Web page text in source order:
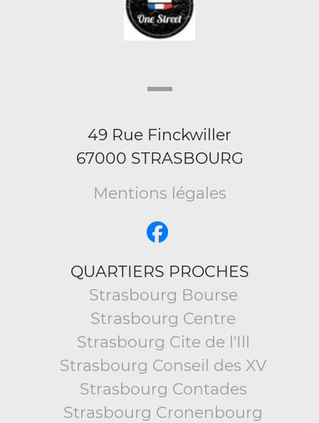
49 Rue Finckwiller
67000 STRASBOURG
Mentions légales
QUARTIERS PROCHES
Strasbourg Bourse
Strasbourg Centre
Strasbourg Cite de l'Ill
Strasbourg Conseil des XV
Strasbourg Contades
Strasbourg Cronenbourg